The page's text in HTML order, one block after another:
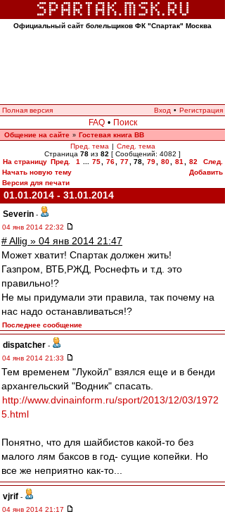
Официальный сайт болельщиков ФК "Спартак" Москва
Полная версия Вход • Регистрация
FAQ • Поиск
Общение на сайте » Гостевая книга ВВ
Пред. тема | След. тема
Страница 78 из 82 [ Сообщений: 4082 ]
На страницу Пред. 1 75 76 77 78, 79 80 81 82
След.
Начать новую тему
Добавить
Версия для печати
01.01.2014 - 31.01.2014
Severin -
04 янв 2014 22:32
# Allig » 04 янв 2014 21:47
Может хватит! Спартак должен жить!
Газпром, ВТБ,РЖД, Роснефть и т.д. это
правильно!?
Не мы придумали эти правила, так почему на
нас надо останавливаться!?
Последнее сообщение
dispatcher -
04 янв 2014 21:33
Тем временем "Лукойл" взялся еще и в бенди
архангельский "Водник" спасать.
http://www.dvinainform.ru/sport/2013/12/03/1972
5.html
Понятно, что для шайбистов какой-то без
малого лям баксов в год- сущие копейки. Но
все же неприятно как-то...
vjrif -
04 янв 2014 21:17